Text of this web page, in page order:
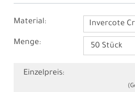
Material: Invercote
Menge:
Einzelpreis: